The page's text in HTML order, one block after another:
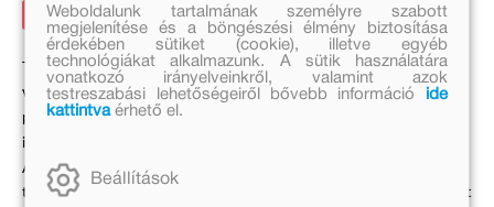
Add ajándékba a párodnak!
Természetesen nem csak más párokat lephetsz meg vele; ha ti
vártok babát, nektek is ugyanolyan hasznos ez a könyv. Sőt, ha a
párod még nem tudja, hogy meglepetéssel készülsz neki, akkor ez
igazán kedves módja lehet annak, hogy megoszd vele az örömhírt!
A Szülő Születik a Mindent a Családról sorozat első kötete, olyan
témákat feszeget, mint a felkészülés az új életre, az otthonról hozott
Weboldalunk tartalmának személyre szabott
megjelenítése és a böngészési élmény biztosítása
érdekében sütiket (cookie), illetve egyéb
technológiákat alkalmazunk. A sütik használatára
vonatkozó irányelveinkről, valamint azok
testreszabási lehetőségeiről bővebb információ
ide
kattintvaérhető el.
Beállítások